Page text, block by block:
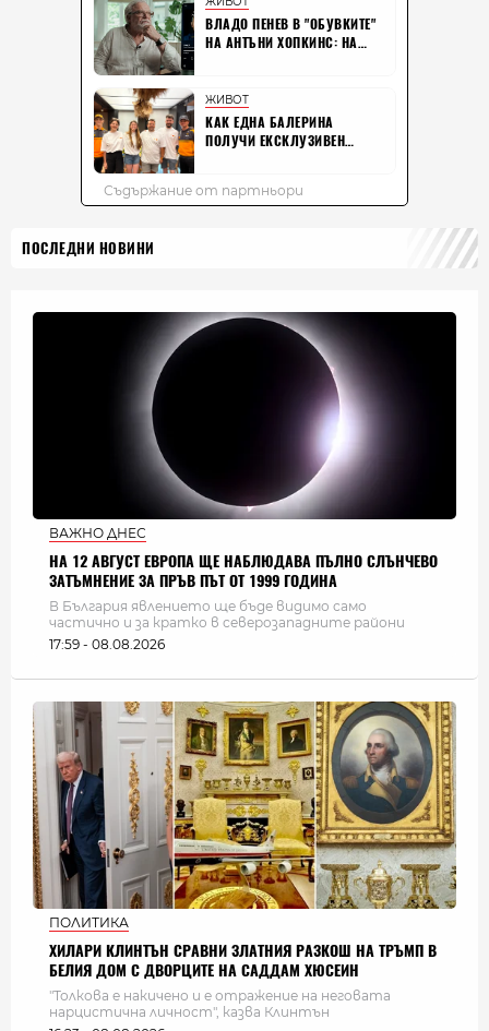
ПОСЛЕДНИ НОВИНИ
ВАЖНО ДНЕС
НА 12 АВГУСТ ЕВРОПА ЩЕ НАБЛЮДАВА ПЪЛНО СЛЪНЧЕВО
ЗАТЪМНЕНИЕ ЗА ПРЪВ ПЪТ ОТ 1999 ГОДИНА
В България явлението ще бъде видимо само
частично и за кратко в северозападните райони
17:59 - 08.08.2026
ПОЛИТИКА
ХИЛАРИ КЛИНТЪН СРАВНИ ЗЛАТНИЯ РАЗКОШ НА ТРЪМП В
БЕЛИЯ ДОМ С ДВОРЦИТЕ НА САДДАМ ХЮСЕИН
"Толкова е накичено и е отражение на неговата
нарцистична личност", казва Клинтън